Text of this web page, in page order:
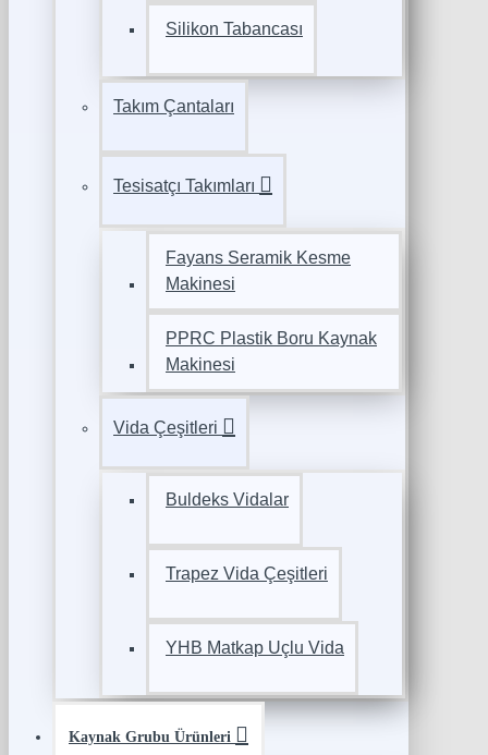
Silikon Tabancası
Takım Çantaları
Tesisatçı Takımları
Fayans Seramik Kesme
Makinesi
PPRC Plastik Boru Kaynak
Makinesi
Vida Çeşitleri
Buldeks Vidalar
Trapez Vida Çeşitleri
YHB Matkap Uçlu Vida
Kaynak Grubu Ürünleri